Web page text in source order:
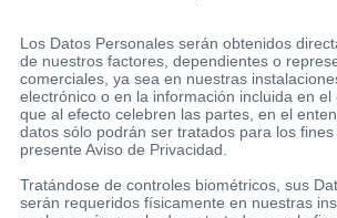
Los Datos Personales serán obtenidos
de nuestros factores, dependientes o
comerciales, ya sea en nuestras
electrónico o en la información incluida en
que al efecto celebren las partes, en el
datos sólo podrán ser tratados para los
presente Aviso de Privacidad.
Tratándose de controles biométricos, sus
serán requeridos físicamente en nuestras